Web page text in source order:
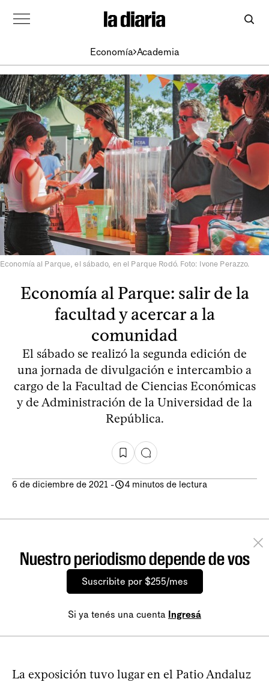
Economía Academia
Economía al Parque, el sábado, en el Parque Rodó. Foto: Ivone Perazzo.
Economía al Parque: salir de la
facultad y acercar a la
comunidad
El sábado se realizó la segunda edición de
una jornada de divulgación e intercambio a
cargo de la Facultad de Ciencias Económicas
y de Administración de la Universidad de la
República.
6 de diciembre de 2021 - 4 minutos de lectura
Nuestro periodismo depende de vos
Suscribite por $255/mes
Si ya tenés una cuenta Ingresá
La exposición tuvo lugar en el Patio Andaluz